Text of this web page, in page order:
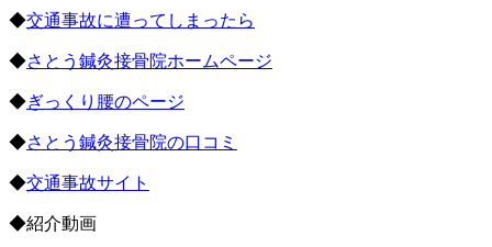
◆交通事故に遭ってしまったら
◆さとう鍼灸接骨院ホームページ
◆ぎっくり腰のページ
◆さとう鍼灸接骨院の口コミ
◆交通事故サイト
◆紹介動画